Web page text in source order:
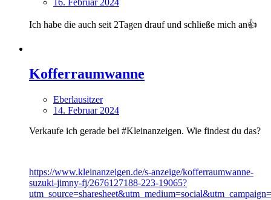
Ich habe die auch seit 2Tagen drauf und schließe mich an👍
Kofferraumwanne
Eberlausitzer
14. Februar 2024
Verkaufe ich gerade bei #Kleinanzeigen. Wie findest du das?
https://www.kleinanzeigen.de/s-anzeige/kofferraumwanne-
suzuki-jimny-fj/2676127188-223-19065?